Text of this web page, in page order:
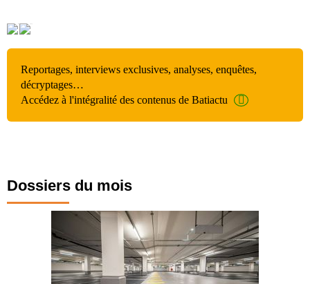
Reportages, interviews exclusives, analyses, enquêtes,
décryptages…
Accédez à l'intégralité des contenus de Batiactu
Dossiers du mois